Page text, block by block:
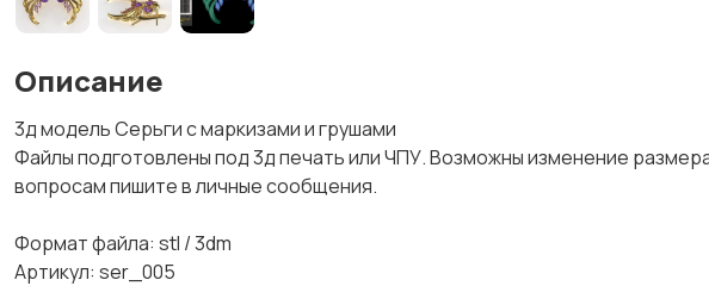
Описание
3д модель Серьги с маркизами и грушами
Файлы подготовлены под 3д печать или ЧПУ. Возможны изменение
вопросам пишите в личные сообщения.
Формат файла: stl / 3dm
Артикул: ser_005